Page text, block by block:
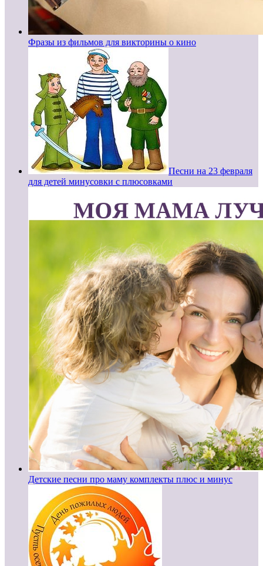
Фразы из фильмов для викторины о кино
Песни на 23 февраля
для детей минусовки с плюсовками
Детские песни про маму комплекты плюс и минус